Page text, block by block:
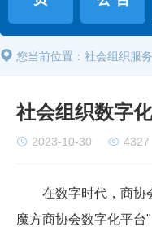
您当前位置：社会组织服
社会组织数字
2023-10-30 4327
在数字时代，商协会
魔方商协会数字化平